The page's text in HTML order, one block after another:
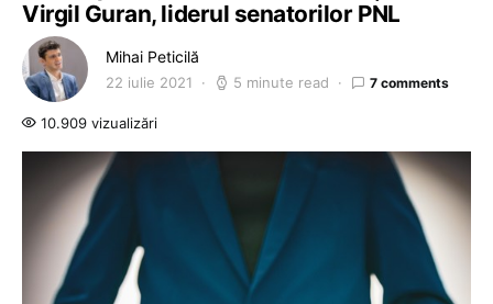
Virgil Guran, liderul senatorilor PNL
Mihai Peticilă
22 iulie 2021 5 minute read 7 comments
10.909 vizualizări